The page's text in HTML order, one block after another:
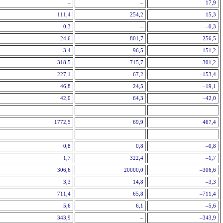
– – 17,9
111,4 254,2 15,3
0,3 – –0,3
24,6 801,7 256,5
3,4 96,5 151,2
318,5 715,7 –301,2
227,1 67,2 –153,4
46,8 24,5 –19,1
42,0 64,3 –42,0
1772,5 69,9 467,4
0,8 0,8 –0,8
1,7 322,4 –1,7
306,6 20000,0 –306,6
3,3 14,8 –3,3
711,4 65,8 –711,4
5,6 6,1 –5,6
343,9 – –343,9